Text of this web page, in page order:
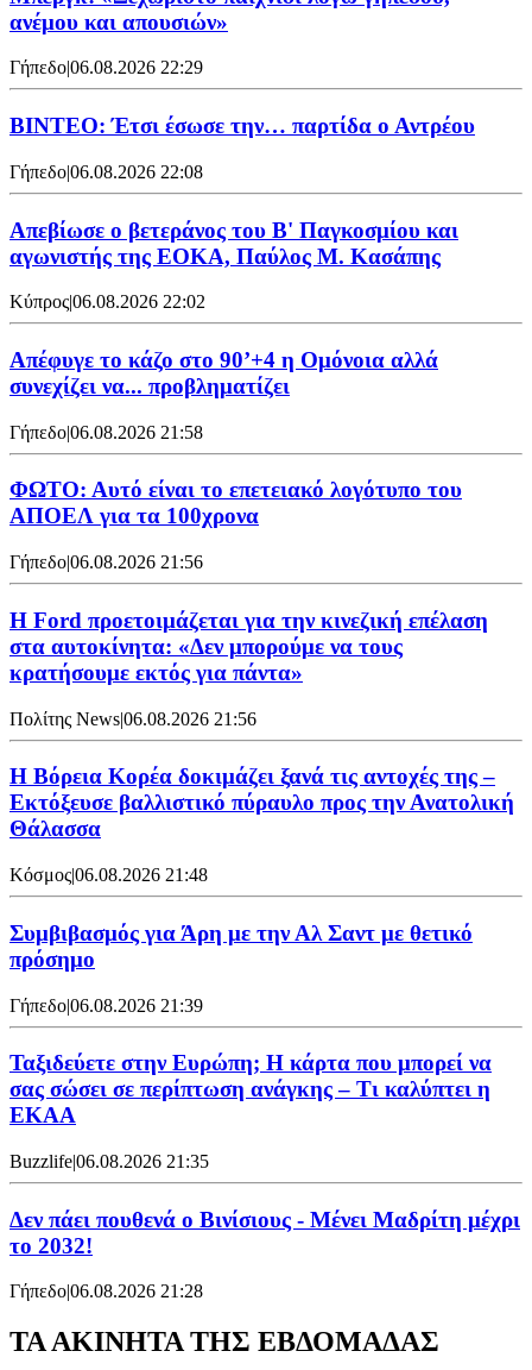
ανέμου και απουσιών»
Γήπεδο|06.08.2026 22:29
ΒΙΝΤΕΟ: Έτσι έσωσε την… παρτίδα ο Αντρέου
Γήπεδο|06.08.2026 22:08
Απεβίωσε ο βετεράνος του Β' Παγκοσμίου και
αγωνιστής της ΕΟΚΑ, Παύλος Μ. Κασάπης
Κύπρος|06.08.2026 22:02
Απέφυγε το κάζο στο 90’+4 η Ομόνοια αλλά
συνεχίζει να... προβληματίζει
Γήπεδο|06.08.2026 21:58
ΦΩΤΟ: Αυτό είναι το επετειακό λογότυπο του
ΑΠΟΕΛ για τα 100χρονα
Γήπεδο|06.08.2026 21:56
Η Ford προετοιμάζεται για την κινεζική επέλαση
στα αυτοκίνητα: «Δεν μπορούμε να τους
κρατήσουμε εκτός για πάντα»
Πολίτης News|06.08.2026 21:56
Η Βόρεια Κορέα δοκιμάζει ξανά τις αντοχές της –
Εκτόξευσε βαλλιστικό πύραυλο προς την Ανατολική
Θάλασσα
Κόσμος|06.08.2026 21:48
Συμβιβασμός για Άρη με την Αλ Σαντ με θετικό
πρόσημο
Γήπεδο|06.08.2026 21:39
Ταξιδεύετε στην Ευρώπη; Η κάρτα που μπορεί να
σας σώσει σε περίπτωση ανάγκης – Τι καλύπτει η
ΕΚΑΑ
Buzzlife|06.08.2026 21:35
Δεν πάει πουθενά ο Βινίσιους - Μένει Μαδρίτη μέχρι
το 2032!
Γήπεδο|06.08.2026 21:28
ΤΑ ΑΚΙΝΗΤΑ ΤΗΣ ΕΒΔΟΜΑΔΑΣ